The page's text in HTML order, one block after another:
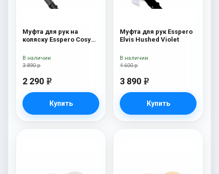
Муфта для рук на
коляску Esspero Cosy
3 890 р
2 290 e
Купить
В наличии
Муфта для рук Esspero
Elvis Hushed Violet
4 600 р
3 890 e
Купить
В наличии